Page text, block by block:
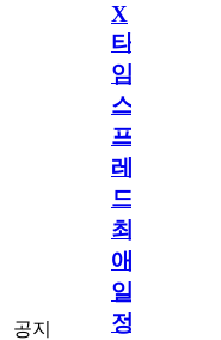
공지
X
타
임
스
프
레
드]
최
애
일
정